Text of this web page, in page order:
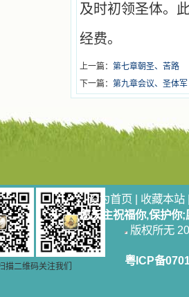
及时初领圣体。
经费。
上一篇： 第七章朝圣、苦路
下一篇： 第九章会议、圣体军
描二维码关注我们
设为首页 | 收藏本站
愿天主祝福你,保护你
版权所无
粤ICP备